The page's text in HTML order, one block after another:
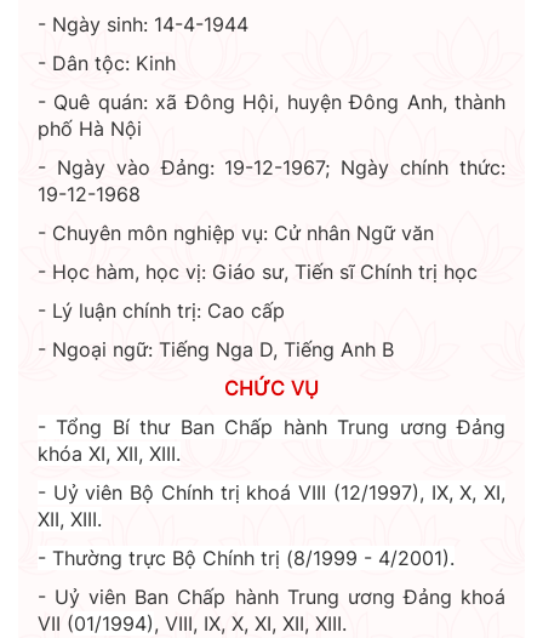
- Ngày sinh: 14-4-1944
- Dân tộc: Kinh
- Quê quán: xã Đông Hội, huyện Đông Anh, thành
phố Hà Nội
- Ngày vào Đảng: 19-12-1967; Ngày chính thức:
19-12-1968
- Chuyên môn nghiệp vụ: Cử nhân Ngữ văn
- Học hàm, học vị: Giáo sư, Tiến sĩ Chính trị học
- Lý luận chính trị: Cao cấp
- Ngoại ngữ: Tiếng Nga D, Tiếng Anh B
CHỨC VỤ
- Tổng Bí thư Ban Chấp hành Trung ương Đảng
khóa XI, XII, XIII.
- Uỷ viên Bộ Chính trị khoá VIII (12/1997), IX, X, XI,
XII, XIII.
- Thường trực Bộ Chính trị (8/1999 - 4/2001).
- Uỷ viên Ban Chấp hành Trung ương Đảng khoá
VII (01/1994), VIII, IX, X, XI, XII, XIII.